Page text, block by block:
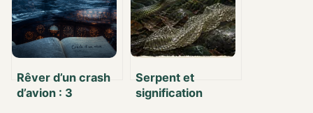
Rêver d’un crash
d’avion : 3
Serpent et
signification